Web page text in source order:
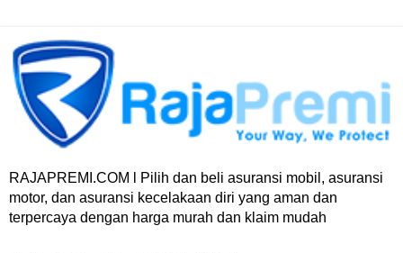
RAJAPREMI.COM l Pilih dan beli asuransi mobil, asuransi
motor, dan asuransi kecelakaan diri yang aman dan
terpercaya dengan harga murah dan klaim mudah